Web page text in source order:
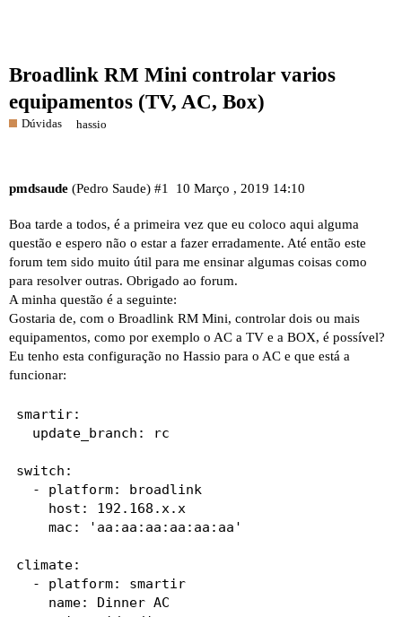
Broadlink RM Mini controlar varios
equipamentos (TV, AC, Box)
Dúvidas hassio
pmdsaude (Pedro Saude) 10 Março , 2019 14:10
#1
Boa tarde a todos, é a primeira vez que eu coloco aqui alguma
questão e espero não o estar a fazer erradamente. Até então este
forum tem sido muito útil para me ensinar algumas coisas como
para resolver outras. Obrigado ao forum.
A minha questão é a seguinte:
Gostaria de, com o Broadlink RM Mini, controlar dois ou mais
equipamentos, como por exemplo o AC a TV e a BOX, é possível?
Eu tenho esta configuração no Hassio para o AC e que está a
funcionar:
smartir:
  update_branch: rc
switch:
  - platform: broadlink
    host: 192.168.x.x
    mac: 'aa:aa:aa:aa:aa:aa'
climate:
  - platform: smartir
    name: Dinner AC